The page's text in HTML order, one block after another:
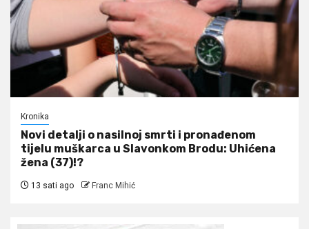
Kronika
Novi detalji o nasilnoj smrti i pronađenom
tijelu muškarca u Slavonkom Brodu: Uhićena
žena (37)!?
13 sati ago Franc Mihić